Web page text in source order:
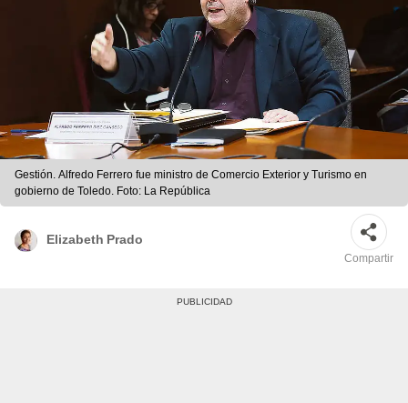
Gestión. Alfredo Ferrero fue ministro de Comercio Exterior y Turismo en
gobierno de Toledo. Foto: La República
Elizabeth Prado
Compartir